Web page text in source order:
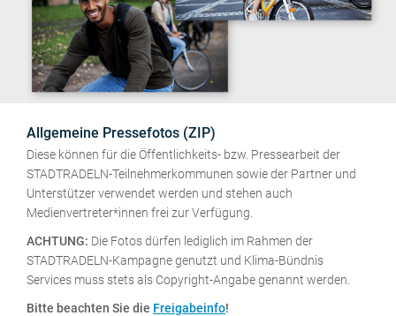
Allgemeine Pressefotos (ZIP)
Diese können für die Öffentlichkeits- bzw. Pressearbeit der
STADTRADELN-Teilnehmerkommunen sowie der Partner und
Unterstützer verwendet werden und stehen auch
Medienvertreter*innen frei zur Verfügung.
ACHTUNG: Die Fotos dürfen lediglich im Rahmen der
STADTRADELN-Kampagne genutzt und Klima-Bündnis
Services muss stets als Copyright-Angabe genannt werden.
Bitte beachten Sie die Freigabeinfo!